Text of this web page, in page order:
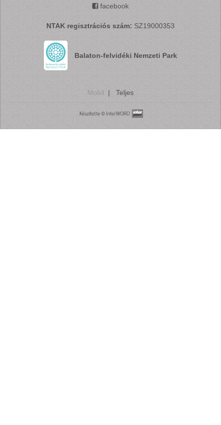
facebook
NTAK regisztrációs szám: SZ19000353
Balaton-felvidéki Nemzeti Park
Mobil | Teljes